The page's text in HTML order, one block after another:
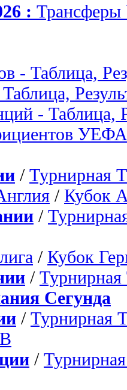
:
- Таблица,
- Таблица,
УЕФА
/ Турнирная
/ Кубок
/
/ Кубок
/ Турнирная
Сегунда
/ Турнирная
/